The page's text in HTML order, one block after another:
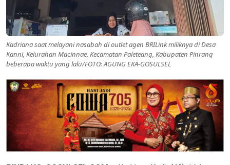
Kadriana saat melayani nasabah di outlet agen BRILink miliknya di Desa
Kanni, Kelurahan Macinnae, Kecamatan Paleteang, Kabupaten Pinrang
beberapa waktu yang lalu/FOTO: AGUNG EKA-GOSULSEL